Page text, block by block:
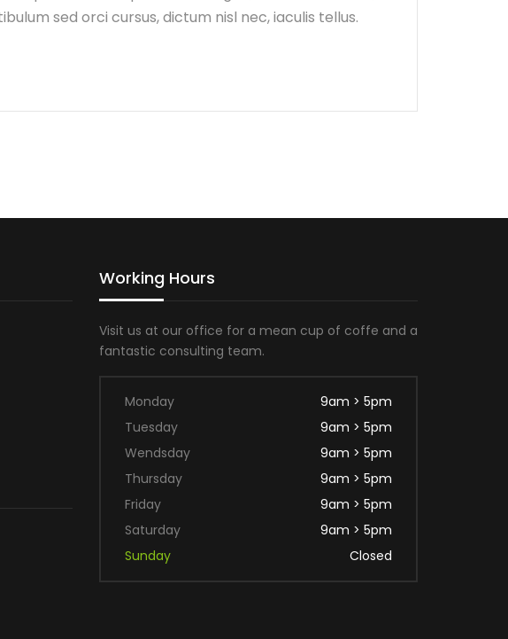
sed orci cursus, dictum nisl nec, iaculis tellus.
Working Hours
Visit us at our office for a mean cup of coffe and a
fantastic consulting team.
Monday
9am > 5pm
Tuesday
9am > 5pm
Wendsday
9am > 5pm
Thursday
9am > 5pm
Friday
9am > 5pm
Saturday
9am > 5pm
Sunday
Closed